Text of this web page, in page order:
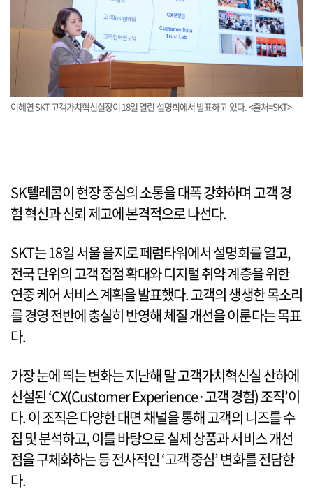
이혜연 SKT 고객가치혁신실장이 18일 열린 설명회에서 발표하고 있다. <출처=SKT>
SK텔레콤이 현장 중심의 소통을 대폭 강화하며 고객 경
험 혁신과 신뢰 제고에 본격적으로 나선다.
SKT는 18일 서울 을지로 페럼타워에서 설명회를 열고,
전국 단위의 고객 접점 확대와 디지털 취약 계층을 위한
연중 케어 서비스 계획을 발표했다. 고객의 생생한 목소리
를 경영 전반에 충실히 반영해 체질 개선을 이룬다는 목표
다.
가장 눈에 띄는 변화는 지난해 말 고객가치혁신실 산하에
신설된 ‘CX(Customer Experience·고객 경험) 조직’이
다. 이 조직은 다양한 대면 채널을 통해 고객의 니즈를 수
집 및 분석하고, 이를 바탕으로 실제 상품과 서비스 개선
점을 구체화하는 등 전사적인 ‘고객 중심’ 변화를 전담한
다.